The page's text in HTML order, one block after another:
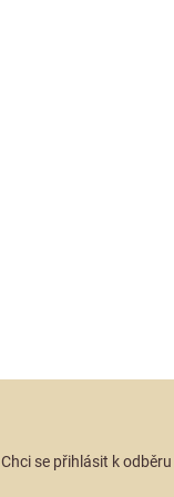
Chci se přihlásit k